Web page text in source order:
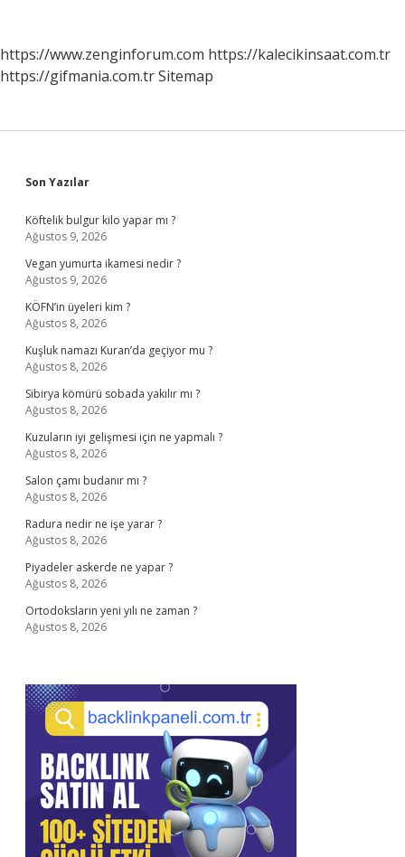
https://www.zenginforum.com https://kalecikinsaat.com.tr
https://gifmania.com.trSitemap
Sidebar
Son Yazılar
Köftelik bulgur kilo yapar mı ?
Ağustos 9, 2026
Vegan yumurta ikamesi nedir ?
Ağustos 9, 2026
KÖFN’in üyeleri kim ?
Ağustos 8, 2026
Kuşluk namazı Kuran’da geçiyor mu ?
Ağustos 8, 2026
Sibirya kömürü sobada yakılır mı ?
Ağustos 8, 2026
Kuzuların iyi gelişmesi için ne yapmalı ?
Ağustos 8, 2026
Salon çamı budanır mı ?
Ağustos 8, 2026
Radura nedir ne işe yarar ?
Ağustos 8, 2026
Piyadeler askerde ne yapar ?
Ağustos 8, 2026
Ortodoksların yeni yılı ne zaman ?
Ağustos 8, 2026